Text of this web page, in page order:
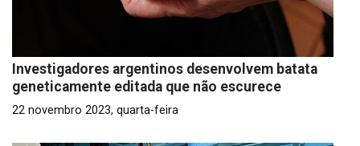
Investigadores argentinos desenvolvem batata
geneticamente editada que não escurece
22 novembro 2023, quarta-feira